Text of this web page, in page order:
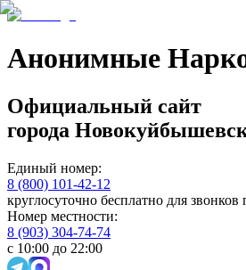
Анонимные
Официальный сайт
города
Единый номер:
8 (800) 101-42-12
круглосуточно бесплатно для
Номер местности:
8 (903) 304-74-74
с 10:00 до 22:00